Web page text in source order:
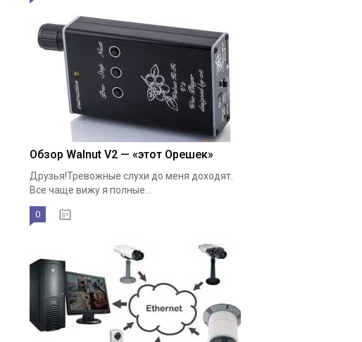
Обзор Walnut V2 — «этот Орешек»
Друзья!Тревожные слухи до меня доходят.
Все чаще вижу я полные...
0